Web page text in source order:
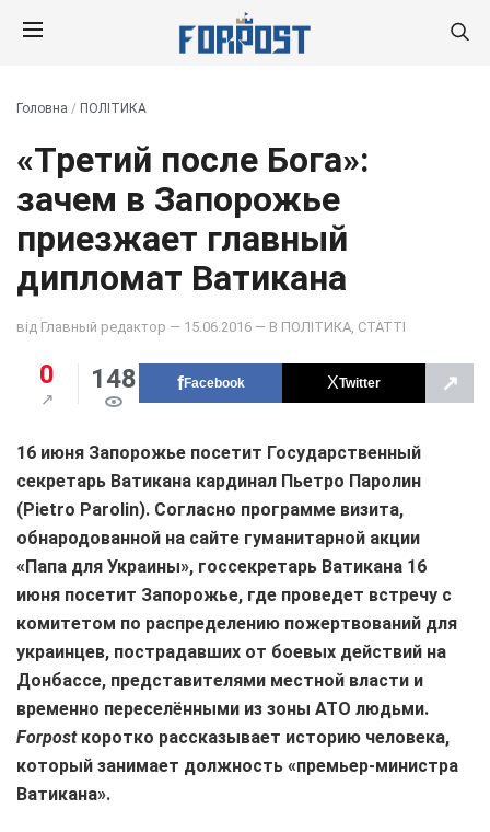
Головна / ПОЛІТИКА
«Третий после Бога»:
зачем в Запорожье
приезжает главный
дипломат Ватикана
від Главный редактор — 15.06.2016 — В ПОЛІТИКА СТАТТІ
0 148 Facebook Twitter ↗
16 июня Запорожье посетит Государственный
секретарь Ватикана кардинал Пьетро Паролин
(Pietro Parolin). Согласно программе визита,
обнародованной на сайте гуманитарной акции
«Папа для Украины», госсекретарь Ватикана 16
июня посетит Запорожье, где проведет встречу с
комитетом по распределению пожертвований для
украинцев, пострадавших от боевых действий на
Донбассе, представителями местной власти и
временно переселёнными из зоны АТО людьми.
Forpostкоротко рассказывает историю человека,
который занимает должность «премьер-министра
Ватикана».